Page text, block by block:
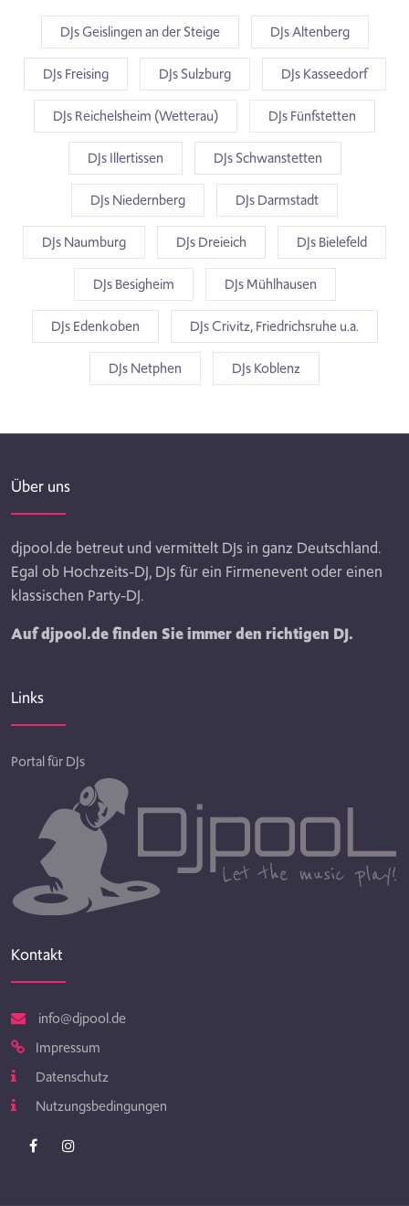
DJs Geislingen an der Steige DJs Altenberg
DJs Freising DJs Sulzburg DJs Kasseedorf
DJs Reichelsheim (Wetterau) DJs Fünfstetten
DJs Illertissen DJs Schwanstetten
DJs Niedernberg DJs Darmstadt
DJs Naumburg DJs Dreieich DJs Bielefeld
DJs Besigheim DJs Mühlhausen
DJs Edenkoben DJs Crivitz, Friedrichsruhe u.a.
DJs Netphen DJs Koblenz
Über uns
djpool.de betreut und vermittelt DJs in ganz Deutschland.
Egal ob Hochzeits-DJ, DJs für ein Firmenevent oder einen
klassischen Party-DJ.
Auf djpool.de finden Sie immer den richtigen DJ.
Links
Portal für DJs
Kontakt
info@djpool.de
Impressum
Datenschutz
Nutzungsbedingungen